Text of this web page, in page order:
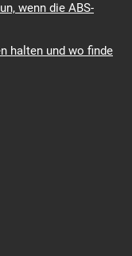
wenn die ABS-
halten und wo finde